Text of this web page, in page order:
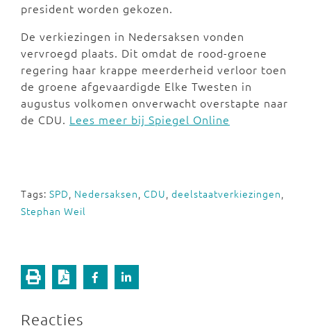
president worden gekozen.
De verkiezingen in Nedersaksen vonden
vervroegd plaats. Dit omdat de rood-groene
regering haar krappe meerderheid verloor toen
de groene afgevaardigde Elke Twesten in
augustus volkomen onverwacht overstapte naar
de CDU. Lees meer bij Spiegel Online
Tags: SPD, Nedersaksen, CDU, deelstaatverkiezingen,
Stephan Weil
Reacties